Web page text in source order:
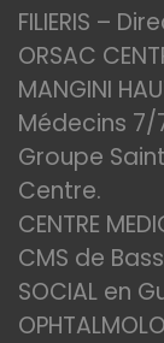
FILIERIS –
ORSAC
MANGINI
Médecins 7/
Groupe
Centre.
CENTRE
CMS de
SOCIAL en